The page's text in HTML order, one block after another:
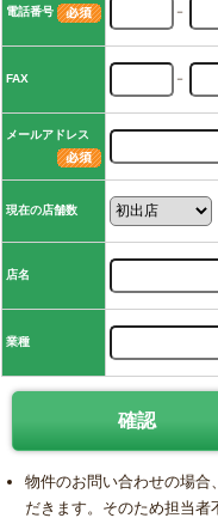
電話番号 －
FAX －
メールアドレス
現在の店舗数
店名
業種
物件のお問い合わせの場合
だきます。そのため担当